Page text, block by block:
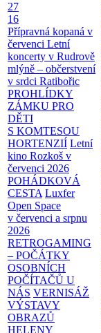
27
16
Přípravná kopaná v
červenci Letní
koncerty v Rudrově
mlýně – občerstvení
v srdci Ratibořic
PROHLÍDKY
ZÁMKU PRO
DĚTI
S KOMTESOU
HORTENZIÍ Letní
kino Rozkoš v
červenci 2026
POHÁDKOVÁ
CESTA Luxfer
Open Space
v červenci a srpnu
2026
RETROGAMING
– POČÁTKY
OSOBNÍCH
POČÍTAČŮ U
NÁS VERNISÁŽ
VÝSTAVY
OBRAZŮ
HELENY